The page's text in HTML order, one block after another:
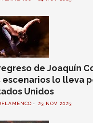
de Joaquín
escenarios lo lleva
Unidos
23 NOV 2023